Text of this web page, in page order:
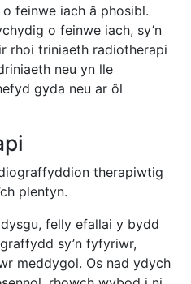
feinwe iach â phosibl.
o feinwe iach, sy’n
rhoi triniaeth radiotherapi
neu yn lle
gyda neu ar ôl
therapiwtig
plentyn.
felly efallai y bydd
sy’n fyfyriwr,
meddygol. Os nad ydych